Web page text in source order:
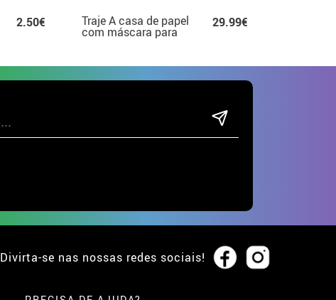
2.50€ Traje A casa de papel
com máscara para
29.99€
Divirta-se nas nossas redes sociais!